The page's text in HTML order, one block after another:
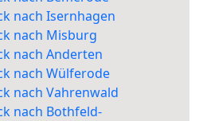
nach Isernhagen
nach Misburg
nach Anderten
nach Wülferode
nach Vahrenwald
nach Bothfeld-